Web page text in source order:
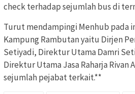
check terhadap sejumlah bus di
Turut mendampingi Menhub pada
Kampung Rambutan yaitu Dirjen
Setiyadi, Direktur Utama Damri
Direktur Utama Jasa Raharja Rivan
sejumlah pejabat terkait.**